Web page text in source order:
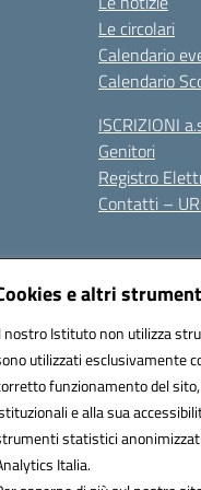
e altri
nostro Istituto non utilizza
utilizzati esclusivamente
funzionamento del
e alla sua
statistici
Italia.
Le circolari
Calendario
Calendario
ISCRIZIONI
Genitori
Registro
Contatti –